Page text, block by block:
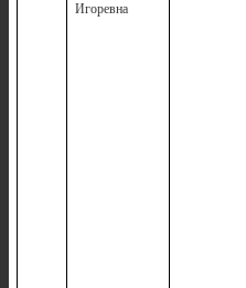
Игоревна